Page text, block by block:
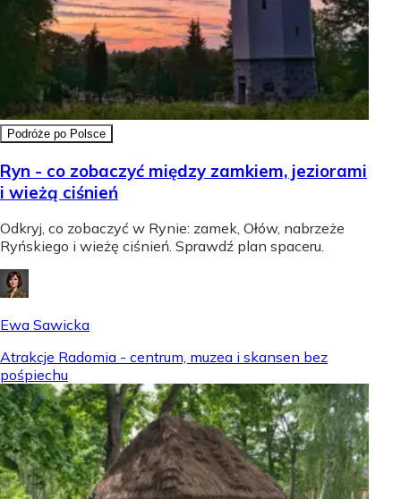
Podróże po Polsce
Ryn - co zobaczyć między zamkiem, jeziorami
i wieżą ciśnień
Odkryj, co zobaczyć w Rynie: zamek, Ołów, nabrzeże
Ryńskiego i wieżę ciśnień. Sprawdź plan spaceru.
Ewa Sawicka
Atrakcje Radomia - centrum, muzea i skansen bez
pośpiechu